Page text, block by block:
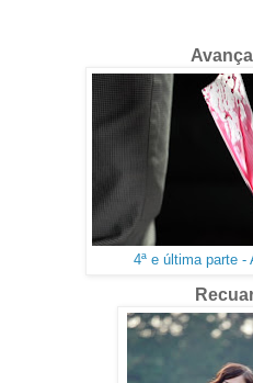
4ª e última parte -